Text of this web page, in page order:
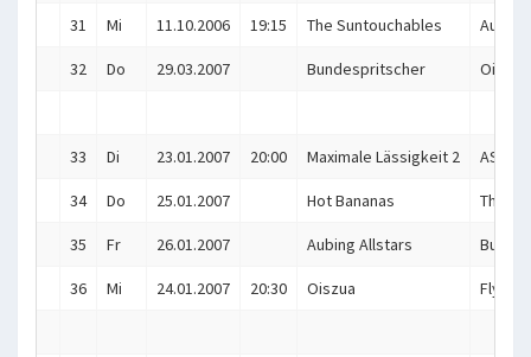
31 Mi 11.10.2006 19:15 The Suntouchables
32 Do 29.03.2007 Bundespritscher Oiszua
33 Di 23.01.2007 20:00 Maximale Lässigkeit 2 ASCM
34 Do 25.01.2007 Hot Bananas The
35 Fr 26.01.2007 Aubing Allstars
36 Mi 24.01.2007 20:30 Oiszua Flying